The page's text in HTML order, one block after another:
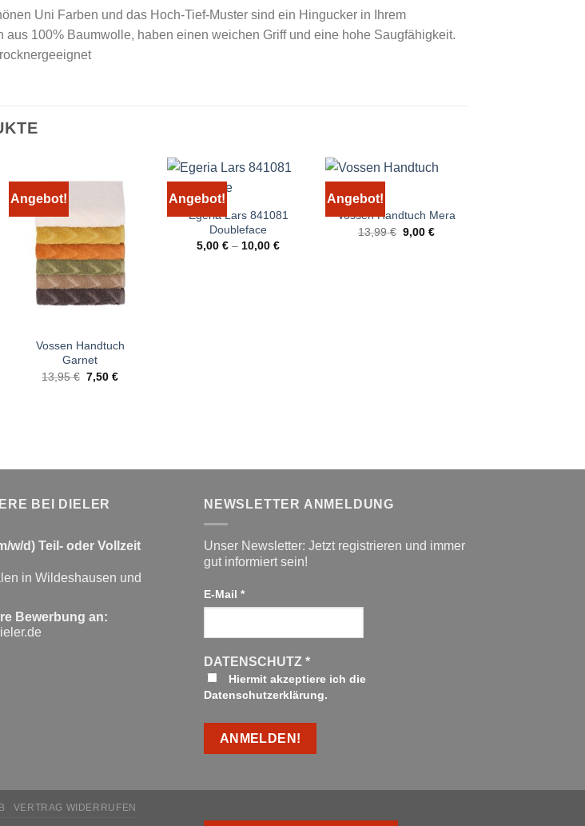
Uni Farben und das Hoch-Tief-Muster sind ein Hingucker in Ihrem
aus 100% Baumwolle, haben einen weichen Griff und eine hohe Saugfähigkeit.
Angebot!
Vossen Handtuch
Garnet
13,95€ Ursprünglicher
Preis
7,50€Aktueller
Angebot!
Egeria Lars 841081
Doubleface
5,00€ – 10,00€
Angebot!
Vossen Handtuch Mera
13,99€ Ursprünglicher
Preis
9,00€Aktueller
BEI DIELER
w/d) Teil- oder Vollzeit
in Wildeshausen und
Bewerbung an:
NEWSLETTER ANMELDUNG
Unser Newsletter: Jetzt registrieren und immer
gut informiert sein!
E-Mail *
DATENSCHUTZ *
Hiermit akzeptiere ich die
Datenschutzerklärung.
VERTRAG WIDERRUFEN